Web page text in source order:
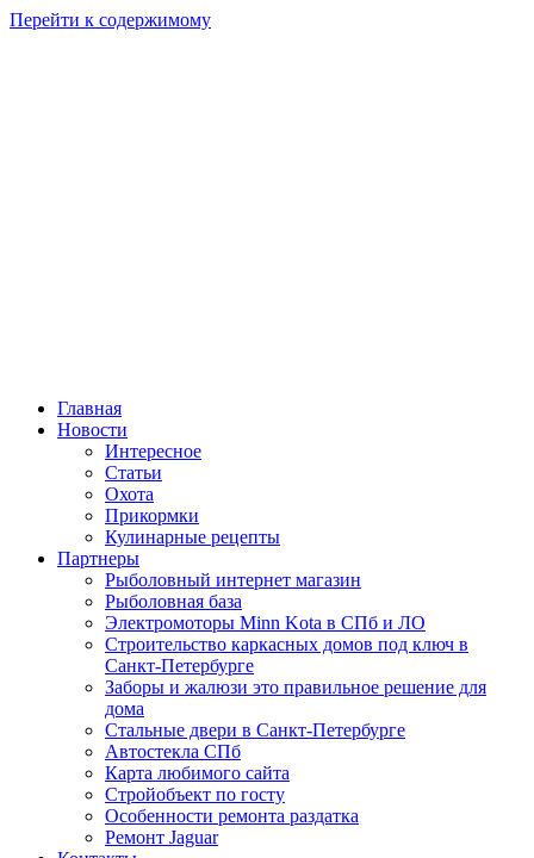
Перейти к содержимому
Главная
Новости
Интересное
Статьи
Охота
Прикормки
Кулинарные рецепты
Партнеры
Рыболовный интернет магазин
Рыболовная база
Электромоторы Minn Kota в СПб и ЛО
Строительство каркасных домов под ключ в
Санкт-Петербурге
Заборы и жалюзи это правильное решение для
дома
Стальные двери в Санкт-Петербурге
Автостекла СПб
Карта любимого сайта
Стройобъект по госту
Особенности ремонта раздатка
Ремонт Jaguar